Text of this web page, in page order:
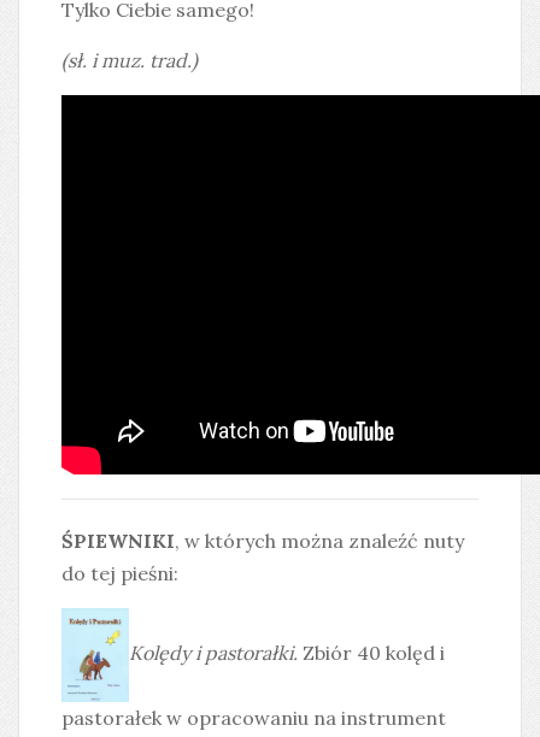
Tylko Ciebie samego!
(sł. i muz. trad.)
ŚPIEWNIKI, w których można znaleźć nuty
do tej pieśni:
Kolędy i pastorałki. Zbiór 40 kolęd i
pastorałek w opracowaniu na instrument